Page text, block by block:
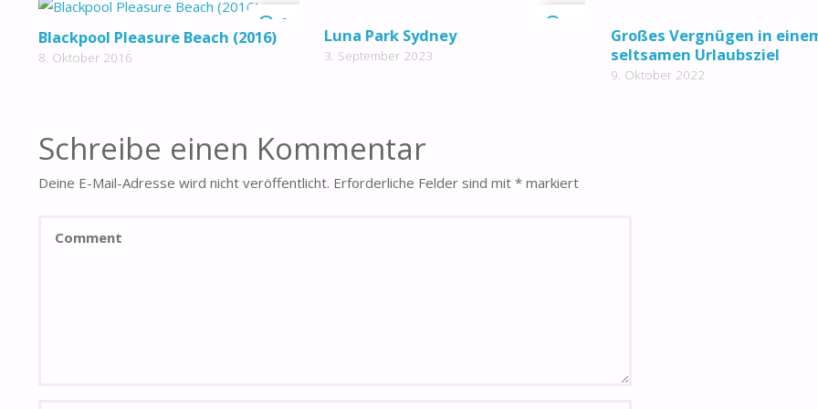
0
Blackpool Pleasure Beach (2016)
8. Oktober 2016
Luna Park Sydney
3. September 2023
Großes Vergnügen in
seltsamen Urlaubsziel
9. Oktober 2022
Schreibe einen Kommentar
Deine E-Mail-Adresse wird nicht veröffentlicht. Erforderliche Felder sind mit * markiert